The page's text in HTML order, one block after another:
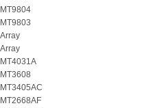
MT9804
MT9803
Array
Array
MT4031A
MT3608
MT3405AC
MT2668AF